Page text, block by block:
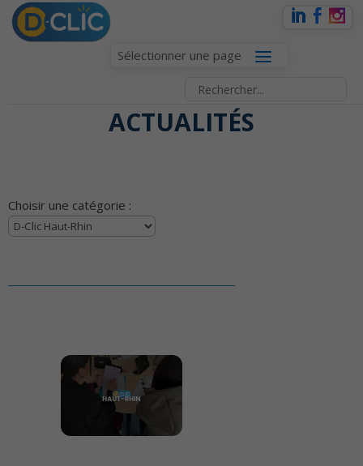
Sélectionner une page
ACTUALITÉS
Choisir une catégorie :